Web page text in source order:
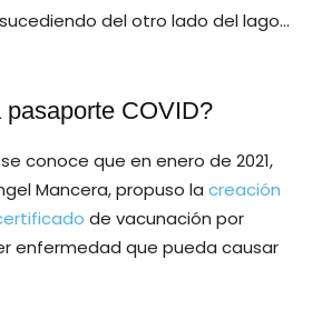
del otro lado del lago…
COVID?
conoce que en enero de 2021,
Mancera, propuso la creación
de vacunación por
enfermedad que pueda causar